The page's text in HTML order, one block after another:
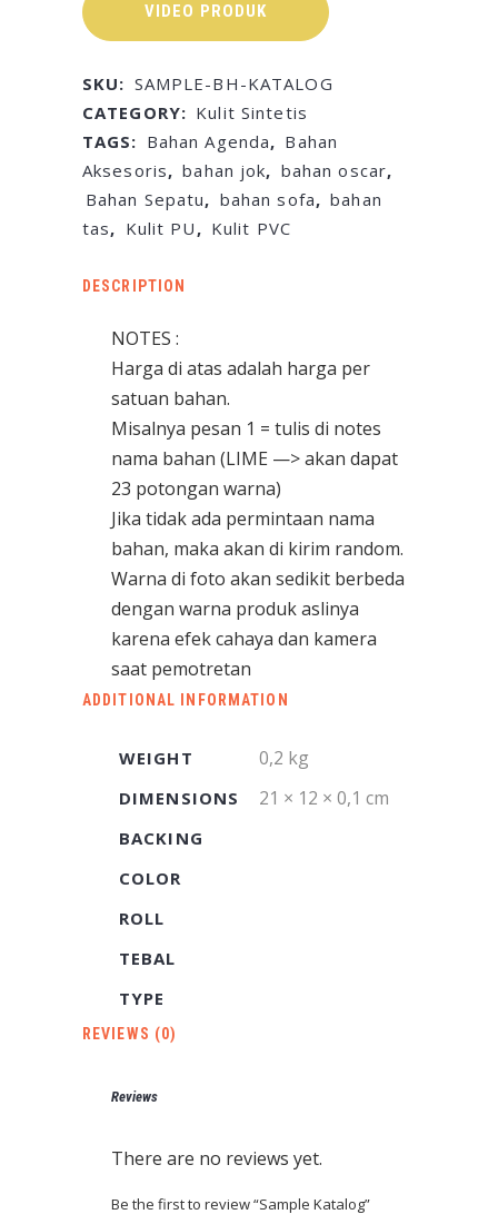
VIDEO PRODUK
SKU: SAMPLE-BH-KATALOG
CATEGORY: Kulit Sintetis
TAGS: Bahan Agenda, Bahan
Aksesoris, bahan jok, bahan oscar,
Bahan Sepatu, bahan sofa, bahan
tas, Kulit PU , Kulit PVC
DESCRIPTION
NOTES :
Harga di atas adalah harga per
satuan bahan.
Misalnya pesan 1 = tulis di notes
nama bahan (LIME —> akan dapat
23 potongan warna)
Jika tidak ada permintaan nama
bahan, maka akan di kirim random.
Warna di foto akan sedikit berbeda
dengan warna produk aslinya
karena efek cahaya dan kamera
saat pemotretan
ADDITIONAL INFORMATION
WEIGHT 0,2 kg
DIMENSIONS 21 × 12 × 0,1 cm
BACKING
COLOR
ROLL
TEBAL
TYPE
REVIEWS (0)
Reviews
There are no reviews yet.
Be the first to review “Sample Katalog”